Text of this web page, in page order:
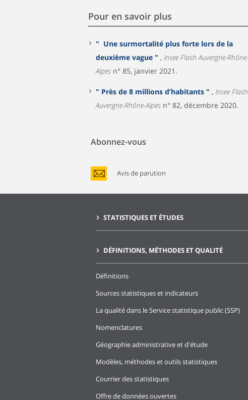
Pour en savoir plus
" Une surmortalité plus forte lors de la
deuxième vague " , Insee Flash Auvergne-Rhône-
Alpes n° 85, janvier 2021.
" Près de 8 millions d’habitants " , Insee Flash
Auvergne-Rhône-Alpes n° 82, décembre 2020.
Abonnez-vous
Avis de parution
STATISTIQUES ET ÉTUDES
DÉFINITIONS, MÉTHODES ET QUALITÉ
Définitions
Sources statistiques et indicateurs
La qualité dans le Service statistique public (SSP)
Nomenclatures
Géographie administrative et d'étude
Modèles, méthodes et outils statistiques
Courrier des statistiques
Offre de données ouvertes